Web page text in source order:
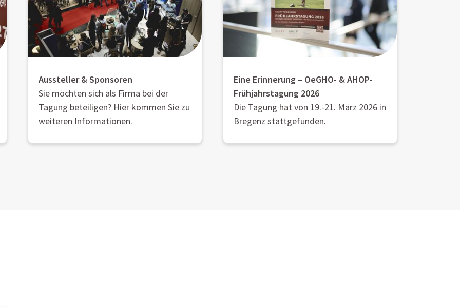
Aussteller & Sponsoren
Sie möchten sich als Firma bei der
Tagung beteiligen? Hier kommen Sie zu
weiteren Informationen.
Eine Erinnerung – OeGHO- & AHOP-
Frühjahrstagung 2026
Die Tagung hat von 19.-21. März 2026 in
Bregenz stattgefunden.